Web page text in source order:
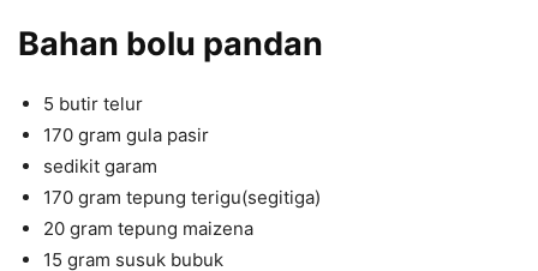
Bahan bolu pandan
5 butir telur
170 gram gula pasir
sedikit garam
170 gram tepung terigu(segitiga)
20 gram tepung maizena
15 gram susuk bubuk